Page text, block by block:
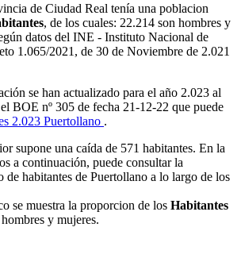
de Ciudad Real tenía una poblacion
, de los cuales: 22.214 son hombres y
datos del INE - Instituto Nacional de
1.065/2021, de 30 de Noviembre de 2.021
se han actualizado para el año 2.023 al
BOE nº 305 de fecha 21-12-22 que puede
2.023 Puertollano .
supone una caída de 571 habitantes. En la
a continuación, puede consultar la
habitantes de Puertollano a lo largo de los
se muestra la proporcion de los Habitantes
y mujeres.